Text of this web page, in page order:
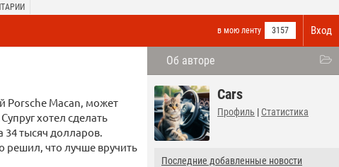
Вход
в мою ленту 3157
Об авторе
Cars
Профиль | Статистика
Последние добавленные новости
Macan, может
хотел сделать
тысяч долларов.
решил, что лучше вручить